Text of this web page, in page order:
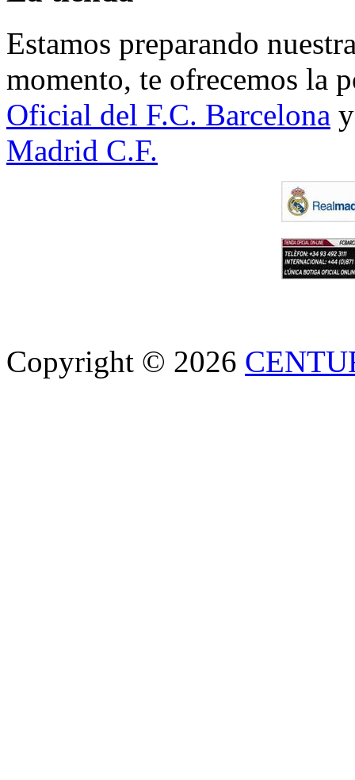
Estamos preparando
momento, te ofrecemos la
Oficial del F.C. Barcelona
Madrid C.F.
Copyright © 2026